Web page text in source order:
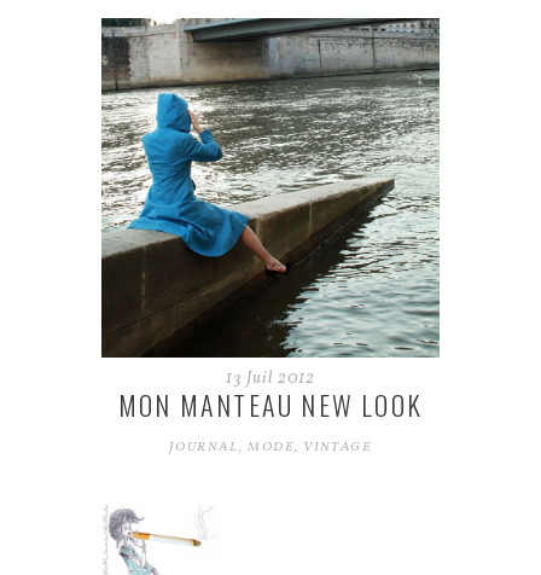
13 Juil 2012
MON MANTEAU NEW LOOK
JOURNAL,MODE, VINTAGE